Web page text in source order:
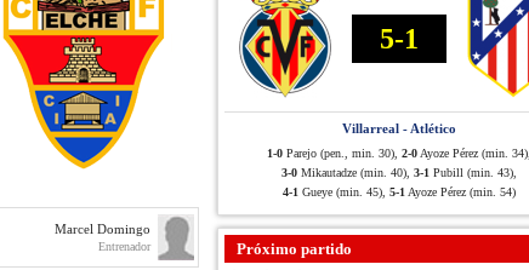
Marcel Domingo
Entrenador
5-1
Villarreal - Atlético
1-0 Parejo (pen., min. 30), 2-0 Ayoze Pérez (min. 34),
3-0 Mikautadze (min. 40), 3-1 Pubill (min. 43),
4-1 Gueye (min. 45), 5-1 Ayoze Pérez (min. 54)
Próximo partido